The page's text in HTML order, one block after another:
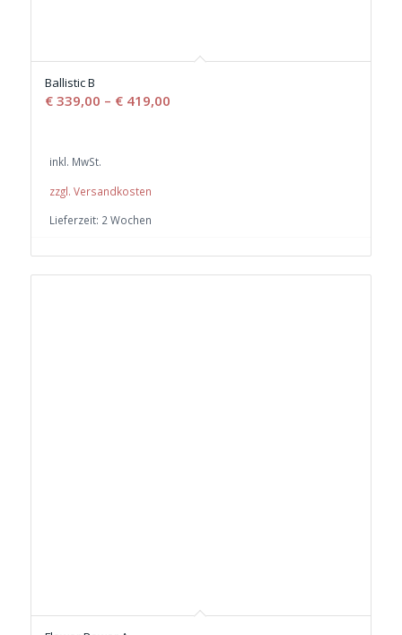
Ballistic B
€339,00 – €419,00
inkl. MwSt.
zzgl. Versandkosten
Lieferzeit: 2 Wochen